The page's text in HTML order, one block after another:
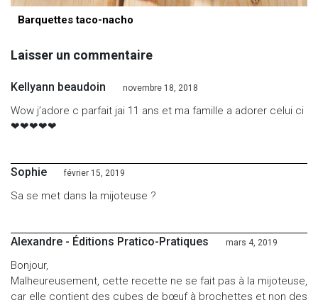
Barquettes taco-nacho
Laisser un commentaire
Kellyann beaudoin novembre 18, 2018
Wow j’adore c parfait jai 11 ans et ma famille a adorer celui ci
❤❤❤❤❤
Sophie février 15, 2019
Sa se met dans la mijoteuse ?
Alexandre - Éditions Pratico-Pratiques mars 4, 2019
Bonjour,
Malheureusement, cette recette ne se fait pas à la mijoteuse,
car elle contient des cubes de bœuf à brochettes et non des